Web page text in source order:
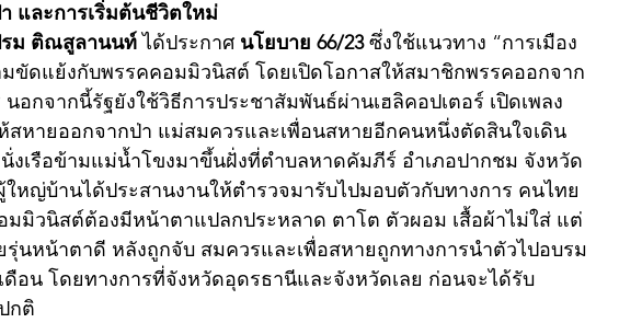
และการเริ่มต้นชีวิตใหม่
รม ติณสูลานนท์ ได้ประกาศ นโยบาย 66/23 ซึ่งใช้แนวทาง “การเมือง
ขัดแย้งกับพรรคคอมมิวนิสต์ โดยเปิดโอกาสให้สมาชิกพรรคออกจาก
อกจากนี้รัฐยังใช้วิธีการประชาสัมพันธ์ผ่านเฮลิคอปเตอร์ เปิดเพลง
หายออกจากป่า แม่สมควรและเพื่อนสหายอีกคนหนึ่งตัดสินใจเดิน
งเรือข้ามแม่น้ำโขงมาขึ้นฝั่งที่ตำบลหาดคัมภีร์ อำเภอปากชม จังหวัด
หญ่บ้านได้ประสานงานให้ตำรวจมารับไปมอบตัวกับทางการ คนไทย
มมิวนิสต์ต้องมีหน้าตาแปลกประหลาด ตาโต ตัวผอม เสื้อผ้าไม่ใส่ แต่
รุ่นหน้าตาดี หลังถูกจับ สมควรและเพื่อสหายถูกทางการนำตัวไปอบรม
ดือน โดยทางการที่จังหวัดอุดรธานีและจังหวัดเลย ก่อนจะได้รับ
กติ